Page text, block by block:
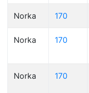
Norka 170
Norka 170
Norka 170